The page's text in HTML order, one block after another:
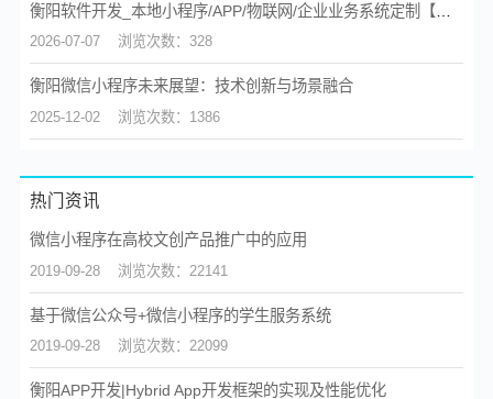
衡阳软件开发_本地小程序/APP/物联网/企业业务系统定制【源码交付】
2026-07-07 浏览次数：328
衡阳微信小程序未来展望：技术创新与场景融合
2025-12-02 浏览次数：1386
热门资讯
微信小程序在高校文创产品推广中的应用
2019-09-28 浏览次数：22141
基于微信公众号+微信小程序的学生服务系统
2019-09-28 浏览次数：22099
衡阳APP开发|Hybrid App开发框架的实现及性能优化